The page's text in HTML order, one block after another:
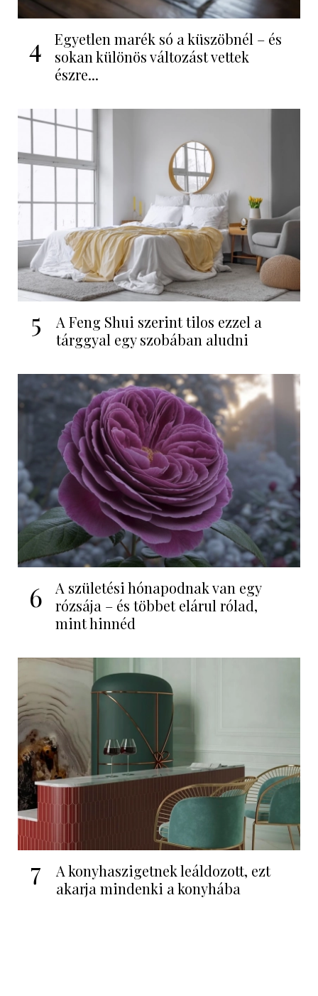
4
Egyetlen marék só a küszöbnél – és
sokan különös változást vettek
észre...
5
A Feng Shui szerint tilos ezzel a
tárggyal egy szobában aludni
6
A születési hónapodnak van egy
rózsája – és többet elárul rólad,
mint hinnéd
7
A konyhaszigetnek leáldozott, ezt
akarja mindenki a konyhába